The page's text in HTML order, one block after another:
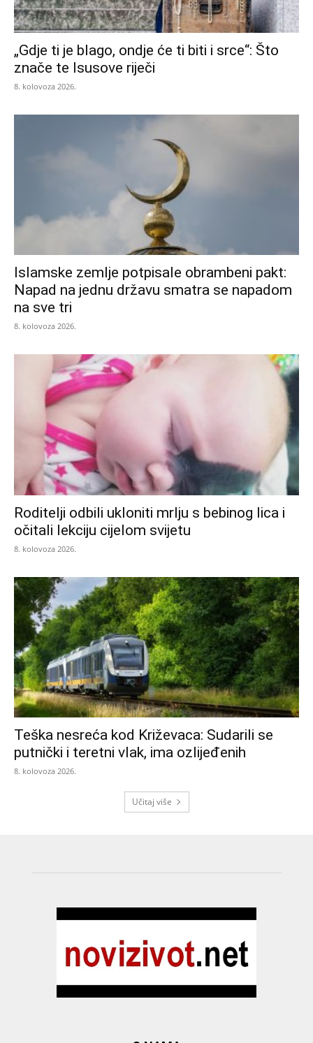
„Gdje ti je blago, ondje će ti biti i srce“: Što
znače te Isusove riječi
8. kolovoza 2026.
Islamske zemlje potpisale obrambeni pakt:
Napad na jednu državu smatra se napadom
na sve tri
8. kolovoza 2026.
Roditelji odbili ukloniti mrlju s bebinog lica i
očitali lekciju cijelom svijetu
8. kolovoza 2026.
Teška nesreća kod Križevaca: Sudarili se
putnički i teretni vlak, ima ozlijeđenih
8. kolovoza 2026.
Učitaj više